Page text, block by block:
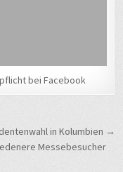
bei Facebook
in Kolumbien →
Messebesucher